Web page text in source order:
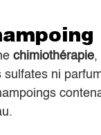
chimiothérapie,
ni